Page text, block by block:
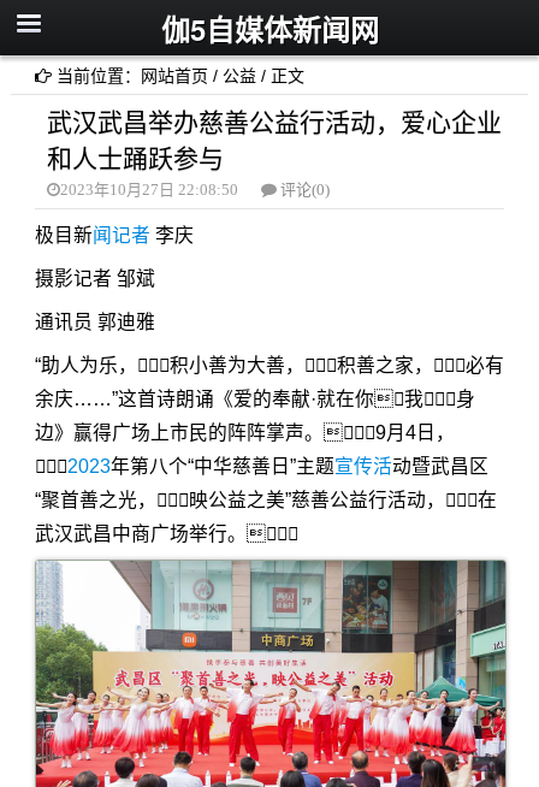
伽5自媒体新闻网
当前位置： 网站首页 / 公益 / 正文
武汉武昌举办慈善公益行活动，爱心企业
和人士踊跃参与
2023年10月27日 22:08:50 评论(0)
极目新闻记者 李庆
摄影记者 邹斌
通讯员 郭迪雅
“助人为乐，积小善为大善，积善之家，必有
余庆……”这首诗朗诵《爱的奉献·就在你我身
边》赢得广场上市民的阵阵掌声。9月4日，
2023年第八个“中华慈善日”主题宣传活动暨武昌区
“聚首善之光，映公益之美”慈善公益行活动，在
武汉武昌中商广场举行。